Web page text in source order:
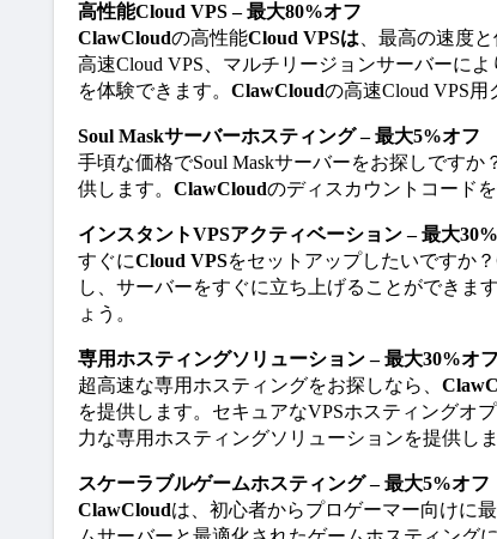
高性能Cloud VPS – 最大80%オフ
ClawCloudの高性能Cloud VPSは 、最高の速度
高速Cloud VPS、マルチリージョンサーバーに
を体験できます。 ClawCloudの高速Cloud VPS用
Soul Maskサーバーホスティング – 最大5%オフ
手頃な価格でSoul Maskサーバーをお探しですか
供します。 ClawCloudのディスカウントコード
インスタントVPSアクティベーション – 最大
すぐにCloud VPSをセットアップしたいですか？
し、サーバーをすぐに立ち上げることができま
ょう。
専用ホスティングソリューション – 最大30%オフ
超高速な専用ホスティングをお探しなら、
を提供します。セキュアなVPSホスティングオ
力な専用ホスティングソリューションを提供し
スケーラブルゲームホスティング – 最大5%オフ
ClawCloudは、初心者からプロゲーマー向けに